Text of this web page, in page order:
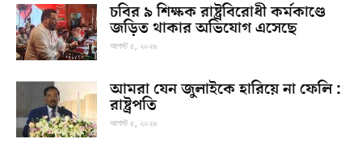
চবির ৯ শিক্ষক রাষ্ট্রবিরোধী কর্মকাণ্ডে
জড়িত থাকার অভিযোগ এসেছে
আগস্ট ৫, ২০২৬
আমরা যেন জুলাইকে হারিয়ে না ফেলি :
রাষ্ট্রপতি
আগস্ট ৫, ২০২৬